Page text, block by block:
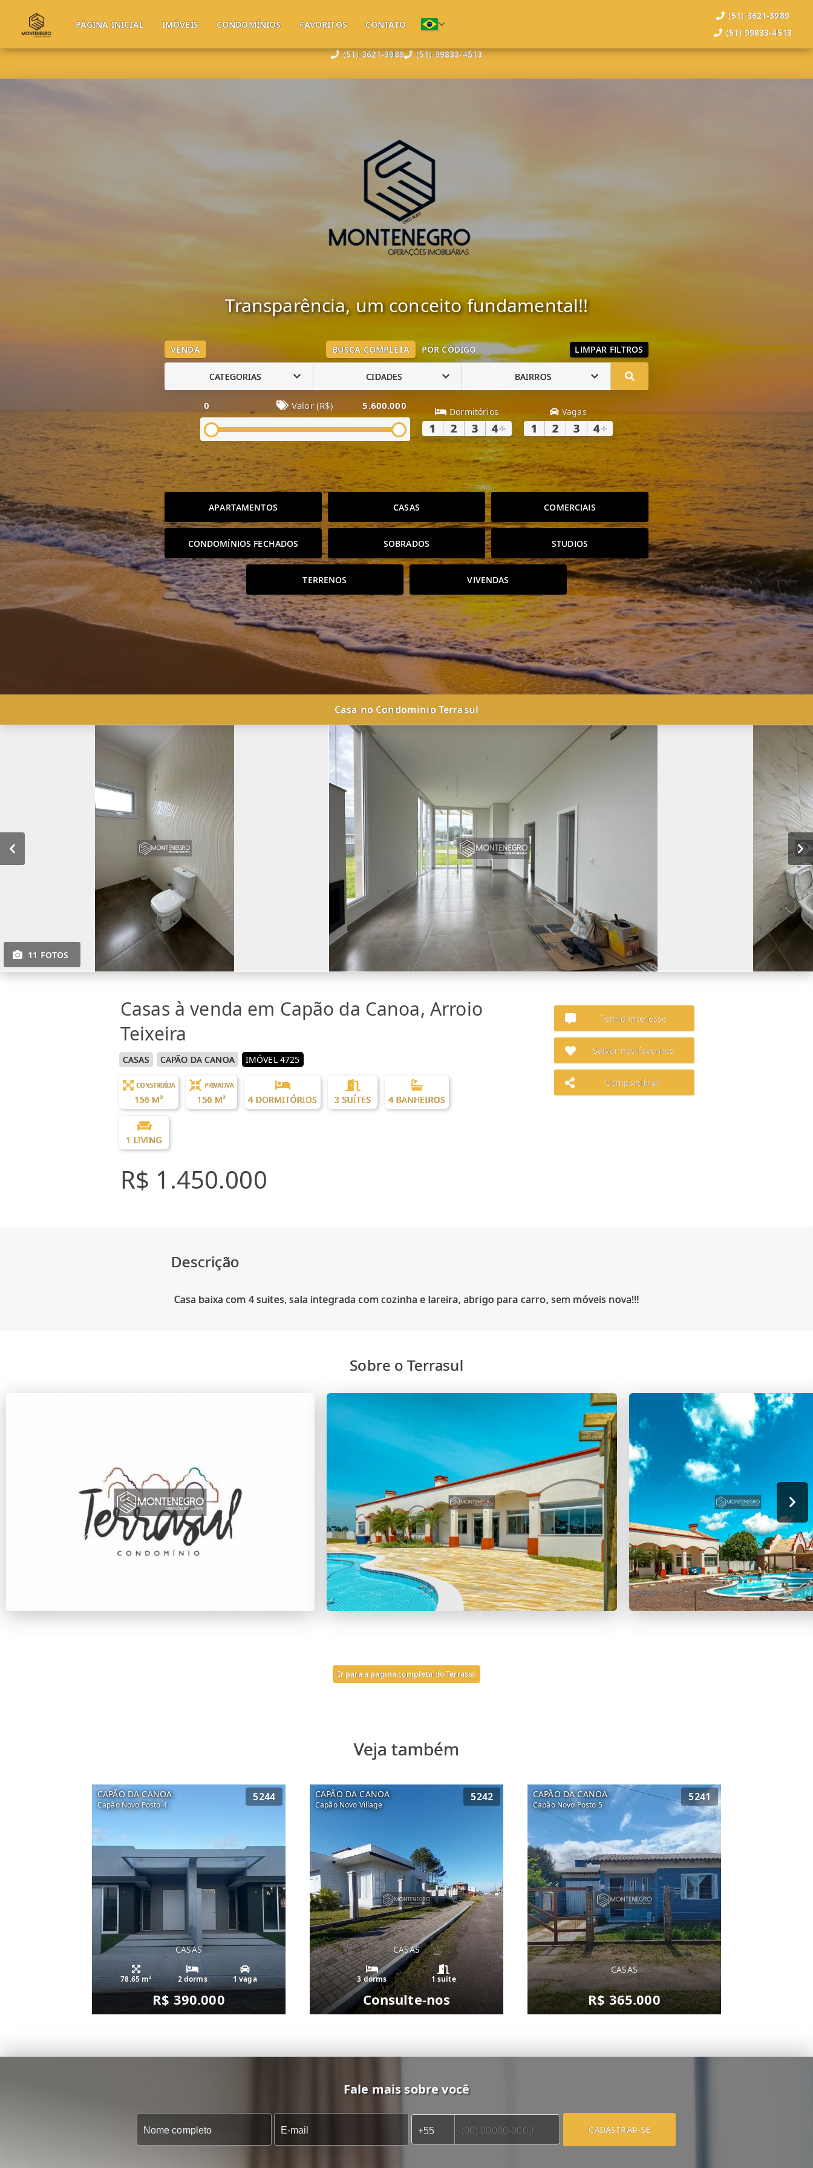
(51) 3621-3989 (51) 99833-4513
PÁGINA INICIAL IMÓVEIS CONDOMÍNIOS FAVORITOS CONTATO
(51) 3621-3989
(51) 99833-4513
Transparência, um conceito fundamental!!
VENDA BUSCA COMPLETA POR CÓDIGO LIMPAR FILTROS
CATEGORIAS CIDADES BAIRROS
0 Valor (R$) 5.600.000 Dormitórios
1 2 3 4+
Vagas
1 2 3 4+
APARTAMENTOS CASAS COMERCIAIS
CONDOMÍNIOS FECHADOS SOBRADOS STUDIOS
TERRENOS VIVENDAS
Casa no Condominio Terrasul
11 FOTOS
Casas à venda em Capão da Canoa, Arroio
Teixeira
CASAS CAPÃO DA CANOA IMÓVEL 4725
CONSTRUÍDA
156 M²
PRIVATIVA
156 M² 4 DORMITÓRIOS 3 SUÍTES 4 BANHEIROS
1 LIVING
R$ 1.450.000
Tenho interesse
Salvar nos favoritos
Compartilhar
Descrição
Sobre o Terrasul
Ir para a página completa do Terrasul
Veja também
CAPÃO DA CANOA
Capão Novo Posto 4
5244
CASAS
78.65 m² 2 dorms 1 vaga
R$ 390.000
CAPÃO DA CANOA
Capão Novo Village
5242
CASAS
3 dorms 1 suíte
Consulte-nos
CAPÃO DA CANOA
Capão Novo Posto 5
5241
CASAS
R$ 365.000
Fale mais sobre você
CADASTRAR-SE